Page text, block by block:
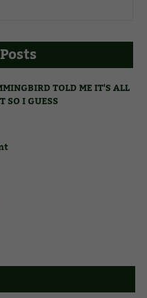
TOLD ME IT'S ALL
SO I GUESS